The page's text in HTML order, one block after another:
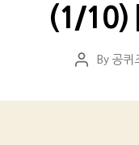
(1/10)
PostBy 공퀴